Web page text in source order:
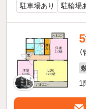
駐車場あり 駐輪場
5
1